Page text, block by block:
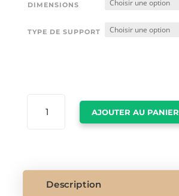
DIMENSIONS
TYPE DE SUPPORT
AJOUTER AU PANIER
Description